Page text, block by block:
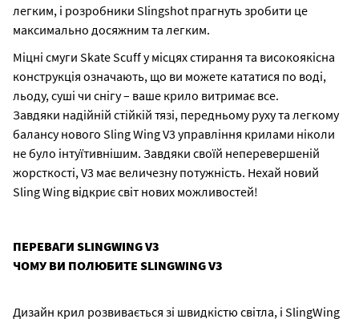
легким, і розробники Slingshot прагнуть зробити це
максимально досяжним та легким.
Міцні смуги Skate Scuff у місцях стирання та високоякісна
конструкція означають, що ви можете кататися по воді,
льоду, суші чи снігу – ваше крило витримає все.
Завдяки надійній стійкій тязі, передньому руху та легкому
балансу нового Sling Wing V3 управління крилами ніколи
не було інтуїтивнішим. Завдяки своїй неперевершеній
жорсткості, V3 має величезну потужність. Нехай новий
Sling Wing відкриє світ нових можливостей!
ПЕРЕВАГИ SLINGWING V3
ЧОМУ ВИ ПОЛЮБИТЕ SLINGWING V3
Дизайн крил розвивається зі швидкістю світла, і SlingWing